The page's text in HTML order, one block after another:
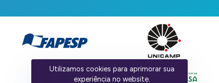
Utilizamos cookies para aprimorar sua
experiência no website.